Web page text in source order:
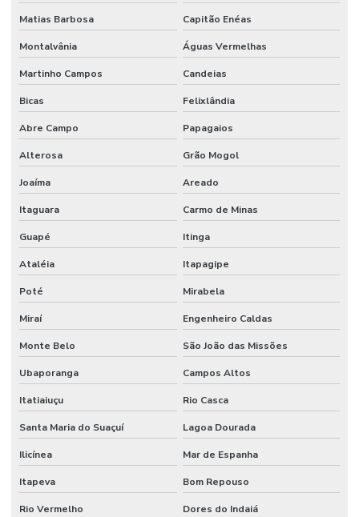
Matias Barbosa Capitão Enéas
Montalvânia Águas Vermelhas
Martinho Campos Candeias
Bicas Felixlândia
Abre Campo Papagaios
Alterosa Grão Mogol
Joaíma Areado
Itaguara Carmo de Minas
Guapé Itinga
Ataléia Itapagipe
Poté Mirabela
Miraí Engenheiro Caldas
Monte Belo São João das Missões
Ubaporanga Campos Altos
Itatiaiuçu Rio Casca
Santa Maria do Suaçuí Lagoa Dourada
Ilicínea Mar de Espanha
Itapeva Bom Repouso
Rio Vermelho Dores do Indaiá